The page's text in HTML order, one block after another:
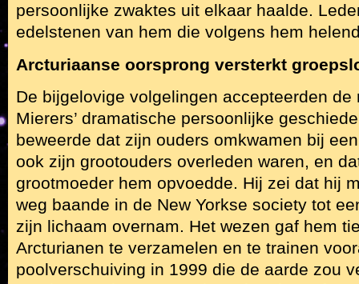
persoonlijke zwaktes uit elkaar haalde.
edelstenen van hem die volgens hem
Arcturiaanse oorsprong versterkt
De bijgelovige volgelingen accepteerden de
Mierers’ dramatische persoonlijke
beweerde dat zijn ouders omkwamen bij
ook zijn grootouders overleden waren, en
grootmoeder hem opvoedde. Hij zei dat hij
weg baande in de New Yorkse society tot
zijn lichaam overnam. Het wezen gaf hem
Arcturianen te verzamelen en te trainen
poolverschuiving in 1999 die de aarde zou